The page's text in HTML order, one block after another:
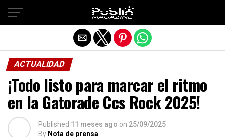
ACTUALIDAD
¡Todo listo para marcar el ritmo
en la Gatorade Ccs Rock 2025!
Published 11 meses ago on 25/09/2025
By Nota de prensa
Salir de la versión móvil